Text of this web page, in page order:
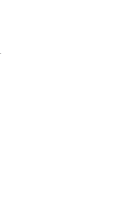
Prix original
19,00 €